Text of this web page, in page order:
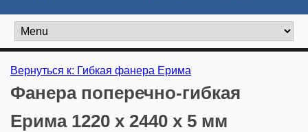
Вернуться к: Гибкая фанера Ерима
Фанера поперечно-гибкая
Ерима 1220 x 2440 х 5 мм